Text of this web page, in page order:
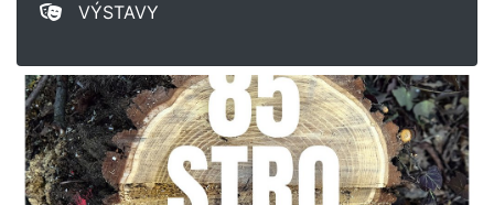
VÝSTAVY